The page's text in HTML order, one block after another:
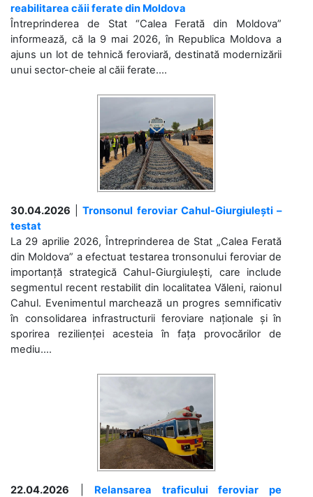
reabilitarea căii ferate din Moldova
Întreprinderea de Stat “Calea Ferată din Moldova”
informează, că la 9 mai 2026, în Republica Moldova a
ajuns un lot de tehnică feroviară, destinată modernizării
unui sector-cheie al căii ferate....
30.04.2026 |Tronsonul feroviar Cahul-Giurgiulești –
testat
La 29 aprilie 2026, Întreprinderea de Stat „Calea Ferată
din Moldova” a efectuat testarea tronsonului feroviar de
importanță strategică Cahul-Giurgiulești, care include
segmentul recent restabilit din localitatea Văleni, raionul
Cahul. Evenimentul marchează un progres semnificativ
în consolidarea infrastructurii feroviare naționale și în
sporirea rezilienței acesteia în fața provocărilor de
mediu....
22.04.2026
Relansarea traficului feroviar pe